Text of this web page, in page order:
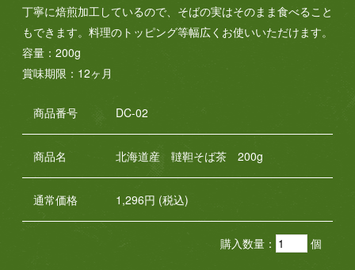
丁寧に焙煎加工しているので、そばの実はそのまま食べること
もできます。料理のトッピング等幅広くお使いいただけます。
容量：200g
賞味期限：12ヶ月
商品番号 DC-02
商品名 北海道産 韃靼そば茶 200g
通常価格 1,296円 (税込)
購入数量： 個